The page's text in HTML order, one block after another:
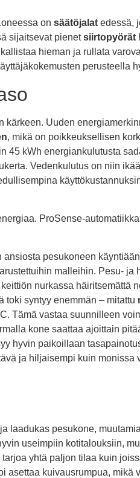
on säätöjalat edessä,
sijaitsevat pienetsiirtopyörät
hieman ja rullata
perusteella
Uuden
, mikä on poikkeuksellisen
45 kWh energiankulutusta
Vedenkulutus on niin
ProSense-
pesukoneen
malleihin. Pesu- ja
nurkassa häiritsemättä
toki syntyy enemmän – mitattu
Tämä vastaa suunnilleen
kone saattaa ajoittain
hyvin paikoillaan
ja hiljaisempi kuin monissa
laadukas pesukone,
useimpiin kotitalouksiin,
yhtä paljon tilaa kuin
asettaa kuivausrumpua, mikä